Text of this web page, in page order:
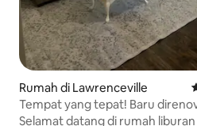
Rumah di Lawrenceville
Tempat yang tepat! Baru
Selamat datang di rumah